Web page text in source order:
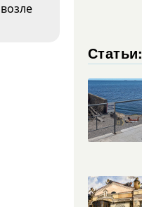
Статьи: